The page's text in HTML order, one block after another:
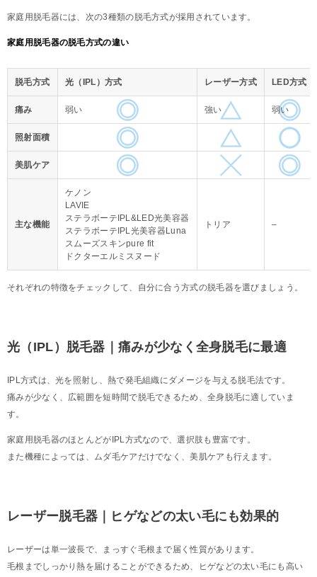
家庭用脱毛器には、次の3種類の脱毛方式が採用されています。
家庭用脱毛器の脱毛方式の違い
脱毛方式 光（IPL）方式 レーザー方式 LED方式
痛み 弱い 強い 弱い
照射面積
美肌ケア
主な機能
ケノン
LAVIE
ステラボーテIPL&LED光美容器
ステラボーテIPL光美容器Luna
スムーズスキンpure fit
ドクターエルミスヌード
トリア –
それぞれの特徴をチェックして、自分に合う方式の脱毛器を選びましょう。
光（IPL）脱毛器｜痛みが少なく全身脱毛に最適
IPL方式は、光を照射し、熱で発毛組織にダメージを与える脱毛法です。
痛みが少なく、広範囲を短時間で脱毛できるため、全身脱毛に適していま
す。
家庭用脱毛器のほとんどがIPL方式なので、選択肢も豊富です。
また機種によっては、ムダ毛ケアだけでなく、美肌ケアも行えます。
レーザー脱毛器｜ヒゲなどの太い毛にも効果的
レーザーは単一波長で、まっすぐ毛根まで届く性質があります。
毛根までしっかり熱を届けることができるため、ヒゲなどの太い毛にも高い